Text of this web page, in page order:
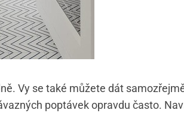
Vy se také můžete dát
poptávek opravdu často.